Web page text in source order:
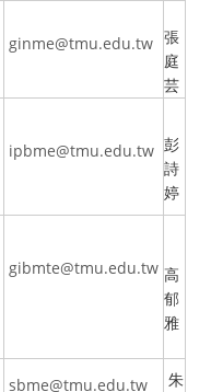
ginme@tmu.edu.tw 張
庭
芸
ipbme@tmu.edu.tw 彭
詩
婷
gibmte@tmu.edu.tw 高
郁
雅
sbme@tmu.edu.tw 朱